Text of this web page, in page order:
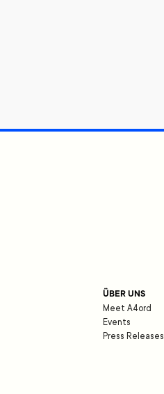
ÜBER UNS
Meet A4ord
Events
Press Releases